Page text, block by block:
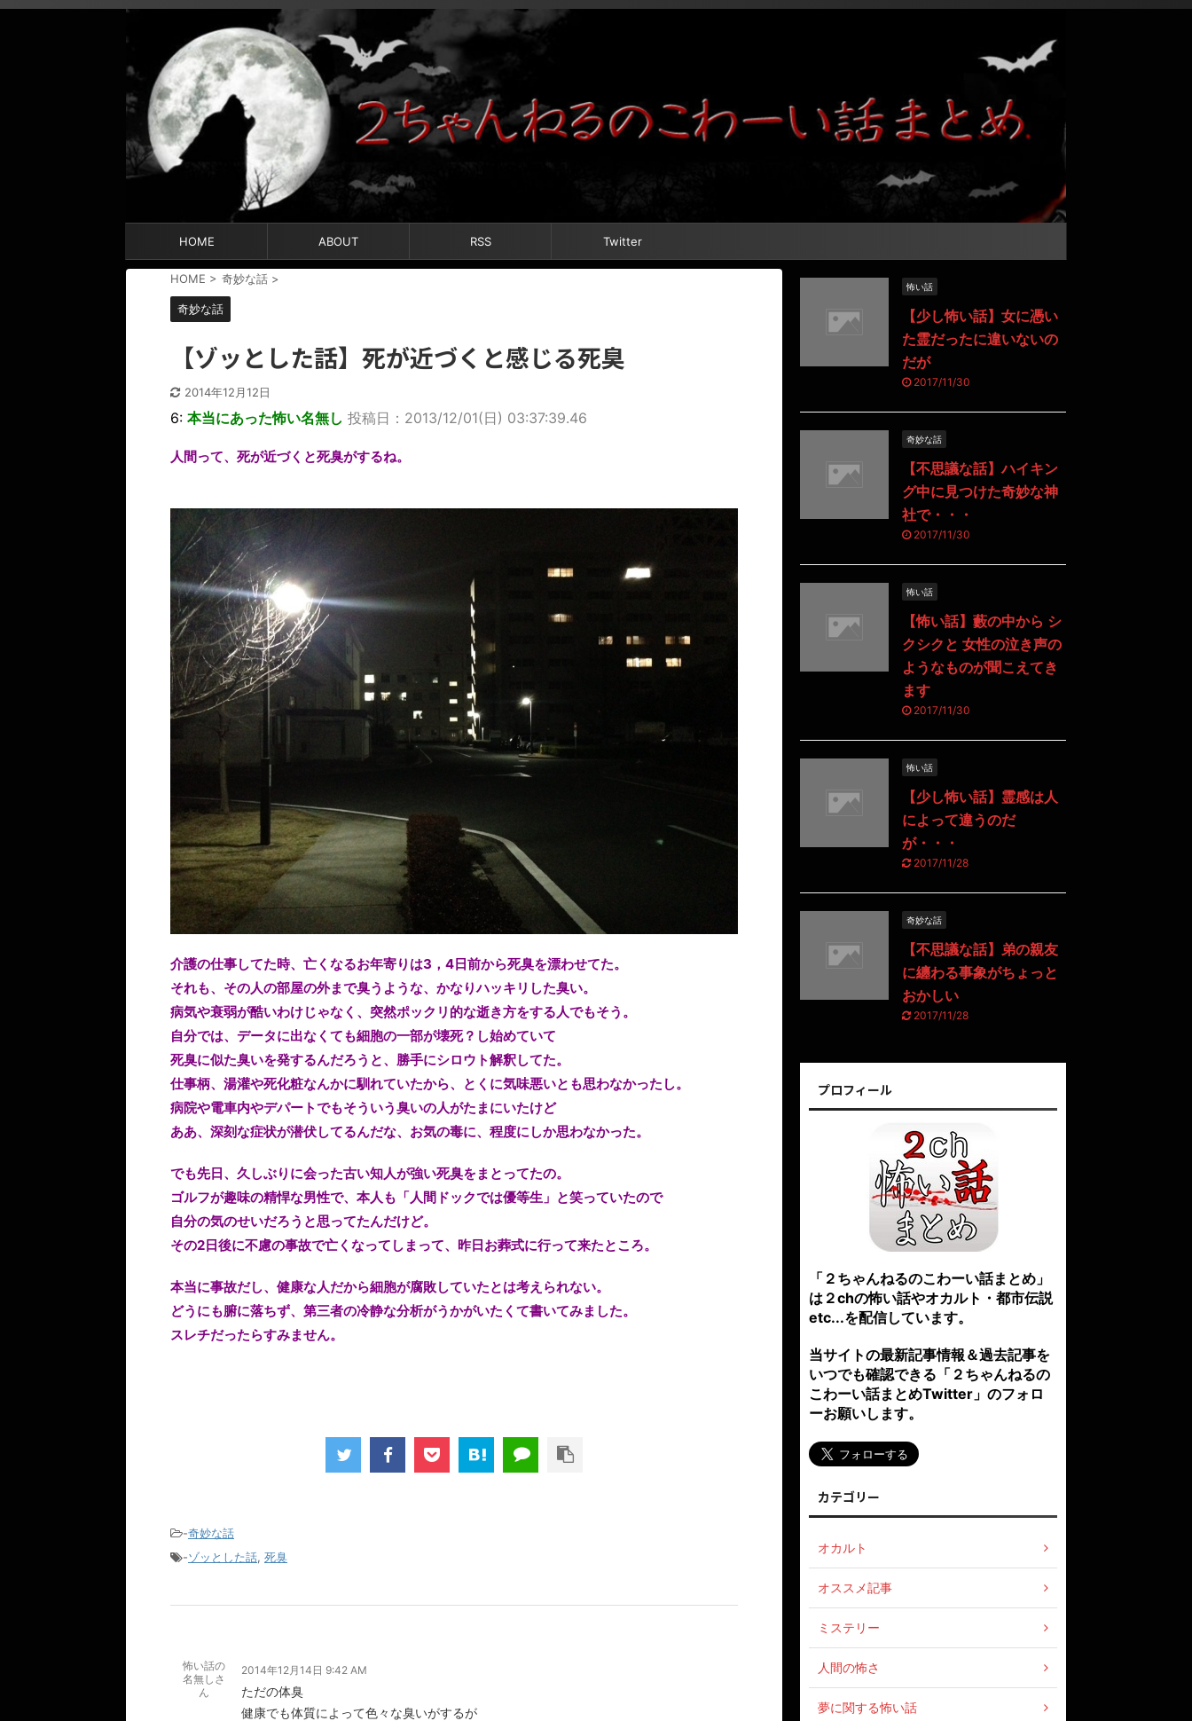
HOME ABOUT RSS Twitter
HOME > 奇妙な話 >
奇妙な話
【ゾッとした話】死が近づくと感じる死臭
2014年12月12日
6: 本当にあった怖い名無し 投稿日：2013/12/01(日) 03:37:39.46
人間って、死が近づくと死臭がするね。
介護の仕事してた時、亡くなるお年寄りは3，4日前から死臭を漂わせてた。
それも、その人の部屋の外まで臭うような、かなりハッキリした臭い。
病気や衰弱が酷いわけじゃなく、突然ポックリ的な逝き方をする人でもそう。
自分では、データに出なくても細胞の一部が壊死？し始めていて
死臭に似た臭いを発するんだろうと、勝手にシロウト解釈してた。
仕事柄、湯灌や死化粧なんかに馴れていたから、とくに気味悪いとも思わなかったし。
病院や電車内やデパートでもそういう臭いの人がたまにいたけど
ああ、深刻な症状が潜伏してるんだな、お気の毒に、程度にしか思わなかった。
でも先日、久しぶりに会った古い知人が強い死臭をまとってたの。
ゴルフが趣味の精悍な男性で、本人も「人間ドックでは優等生」と笑っていたので
自分の気のせいだろうと思ってたんだけど。
その2日後に不慮の事故で亡くなってしまって、昨日お葬式に行って来たところ。
本当に事故だし、健康な人だから細胞が腐敗していたとは考えられない。
どうにも腑に落ちず、第三者の冷静な分析がうかがいたくて書いてみました。
スレチだったらすみません。
-奇妙な話
-ゾッとした話, 死臭
怖い話の
名無しさ
ん
2014年12月14日 9:42 AM
ただの体臭
健康でも体質によって色々な臭いがするが
怖い話
【少し怖い話】女に憑い
た霊だったに違いないの
だが
2017/11/30
奇妙な話
【不思議な話】ハイキン
グ中に見つけた奇妙な神
社で・・・
2017/11/30
怖い話
【怖い話】藪の中から シ
クシクと 女性の泣き声の
ようなものが聞こえてき
ます
2017/11/30
怖い話
【少し怖い話】霊感は人
によって違うのだ
が・・・
2017/11/28
奇妙な話
【不思議な話】弟の親友
に纏わる事象がちょっと
おかしい
2017/11/28
プロフィール
「２ちゃんねるのこわーい話まとめ」
は２chの怖い話やオカルト・都市伝説
etc...を配信しています。
当サイトの最新記事情報＆過去記事を
いつでも確認できる「２ちゃんねるの
こわーい話まとめTwitter」のフォロ
ーお願いします。
カテゴリー
オカルト
オススメ記事
ミステリー
人間の怖さ
夢に関する怖い話